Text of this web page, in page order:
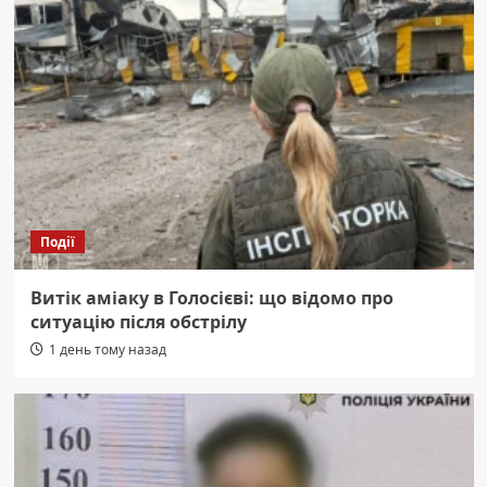
Події
Витік аміаку в Голосієві: що відомо про
ситуацію після обстрілу
1 день тому назад